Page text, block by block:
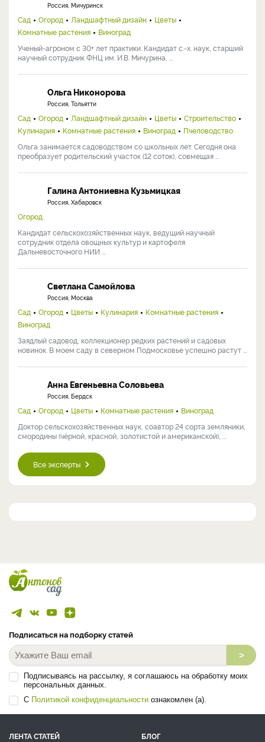
Россия, Мичуринск
Сад Огород Ландшафтный дизайн
Цветы
Комнатные растения
Виноград
Ученый-агроном с 30+ лет практики. Кандидат с.-х. наук, старший
научный сотрудник ФНЦ им. И.В. Мичурина, ...
Ольга Никонорова
Россия, Тольятти
Сад Огород Ландшафтный дизайн Цветы
Строительство
Кулинария
Комнатные растения Виноград
Пчеловодство
Ольга занимается садоводством со школьных лет. Сегодня она
преобразует родительский участок (12 соток), совмещая ...
Галина Антониевна Кузьмицкая
Россия, Хабаровск
Огород
Кандидат сельскохозяйственных наук, ведущий научный
сотрудник отдела овощных культур и картофеля
Дальневосточного НИИ ...
Светлана Самойлова
Россия, Москва
Сад Огород Цветы Кулинария
Комнатные растения
Виноград
Заядлый садовод, коллекционер редких растений и садовых
новинок. В моем саду в северном Подмосковье успешно растут ...
Анна Евгеньевна Соловьева
Россия, Бердск
Сад Огород Цветы Комнатные растения
Виноград
Доктор сельскохозяйственных наук, соавтор 24 сорта земляники,
смородины (чёрной, красной, золотистой и американской), ...
Все эксперты
Подписаться на подборку статей
>
Подписываясь на рассылку, я соглашаюсь на обработку моих
персональных данных.
С Политикой конфиденциальности ознакомлен (а).
ЛЕНТА СТАТЕЙ БЛОГ